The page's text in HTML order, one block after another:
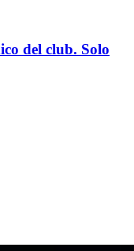
del club. Solo